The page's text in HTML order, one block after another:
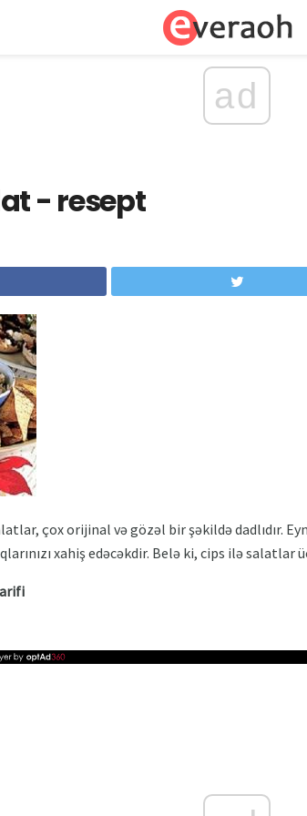
ad
- resept
çox orijinal və gözəl bir şəkildə dadlıdır.
xahiş edəcəkdir. Belə ki, cips ilə salatlar